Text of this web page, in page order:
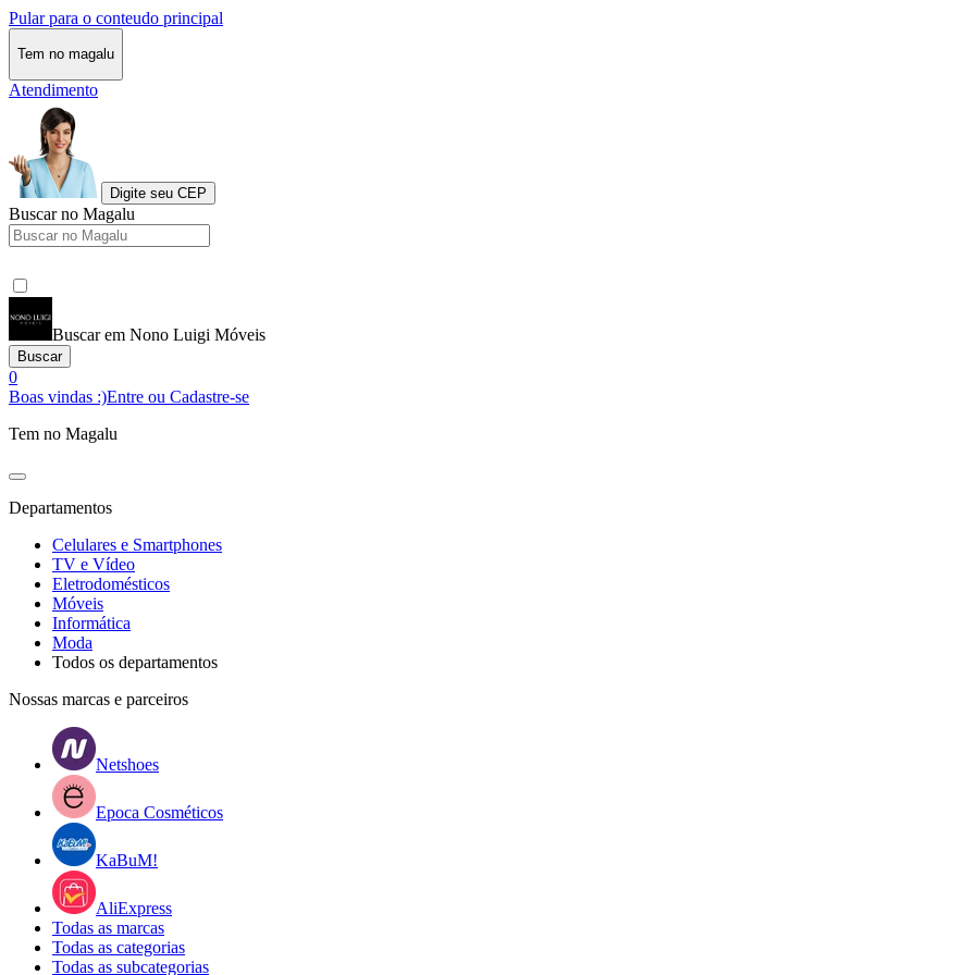
Pular para o conteudo principal
Tem no magalu
Atendimento
Digite seu CEP
Buscar no Magalu
Buscar em Nono Luigi Móveis
Buscar
0
Boas vindas :)Entre ou Cadastre-se
Tem no Magalu
Departamentos
Celulares e Smartphones
TV e Vídeo
Eletrodomésticos
Móveis
Informática
Moda
Todos os departamentos
Nossas marcas e parceiros
Netshoes
Epoca Cosméticos
KaBuM!
AliExpress
Todas as marcas
Todas as categorias
Todas as subcategorias